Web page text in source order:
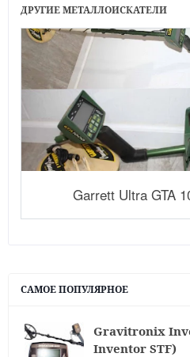
ДРУГИЕ МЕТАЛЛОИСКАТЕЛИ
Garrett Ultra GTA
САМОЕ ПОПУЛЯРНОЕ
Gravitronix
Inventor STF)